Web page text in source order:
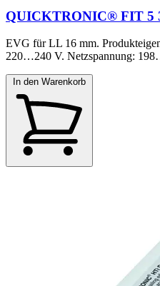
QUICKTRONIC® FIT 5
EVG für LL 16 mm.
220…240 V. Netzspannung:
In den Warenkorb